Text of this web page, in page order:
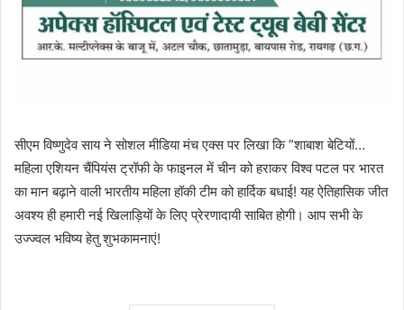
सीएम विष्णुदेव साय ने सोशल मीडिया मंच एक्स पर लिखा कि ”शाबाश बेटियों…
महिला एशियन चैंपियंस ट्रॉफी के फाइनल में चीन को हराकर विश्व पटल पर भारत
का मान बढ़ाने वाली भारतीय महिला हॉकी टीम को हार्दिक बधाई! यह ऐतिहासिक जीत
अवश्य ही हमारी नई खिलाड़ियों के लिए प्रेरणादायी साबित होगी। आप सभी के
उज्ज्वल भविष्य हेतु शुभकामनाएं!